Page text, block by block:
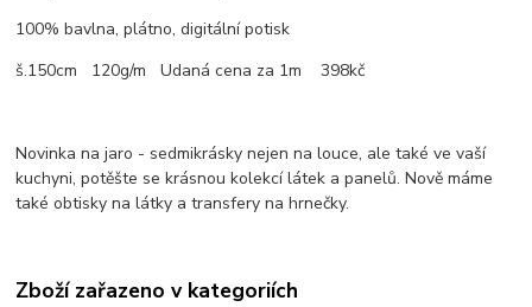
100% bavlna, plátno, digitální potisk
š.150cm 120g/m Udaná cena za 1m 398kč
Novinka na jaro - sedmikrásky nejen na louce, ale také ve vaší
kuchyni, potěšte se krásnou kolekcí látek a panelů. Nově máme
také obtisky na látky a transfery na hrnečky.
Zboží zařazeno v kategoriích